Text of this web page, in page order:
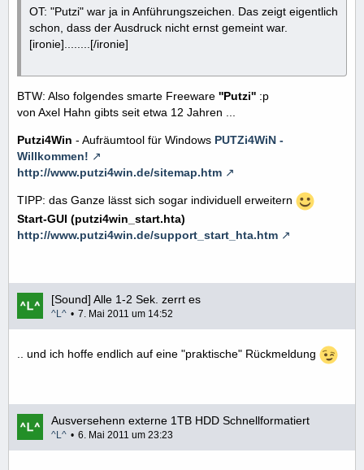
OT: "Putzi" war ja in Anführungszeichen. Das zeigt eigentlich
schon, dass der Ausdruck nicht ernst gemeint war.
[ironie]........[/ironie]
BTW: Also folgendes smarte Freeware ''Putzi'' :p
von Axel Hahn gibts seit etwa 12 Jahren ...
Putzi4Win - Aufräumtool für Windows PUTZi4WiN -
Willkommen!
http://www.putzi4win.de/sitemap.htm
TIPP: das Ganze lässt sich sogar individuell erweitern
Start-GUI (putzi4win_start.hta)
http://www.putzi4win.de/support_start_hta.htm
[Sound] Alle 1-2 Sek. zerrt es
^L^ 7. Mai 2011 um 14:52
.. und ich hoffe endlich auf eine "praktische" Rückmeldung
Ausversehenn externe 1TB HDD Schnellformatiert
^L^ 6. Mai 2011 um 23:23